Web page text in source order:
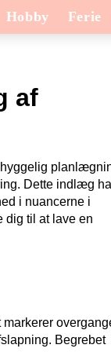
Hobby Ferie
af
Dette indlæg
i nuancerne i
dig til at lave en
Begrebet